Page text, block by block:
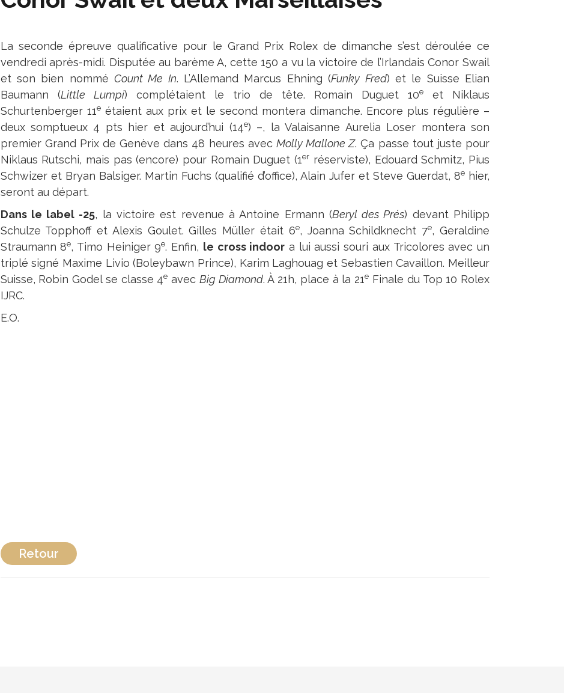
La seconde épreuve qualificative pour le Grand Prix Rolex de dimanche s’est déroulée ce
vendredi après-midi. Disputée au barème A, cette 150 a vu la victoire de l’Irlandais Conor Swail
et son bien nommé Count Me In. L’Allemand Marcus Ehning (Funky Fred) et le Suisse Elian
Baumann (Little Lumpi) complétaient le trio de tête. Romain Duguet 10eet Niklaus
Schurtenberger 11eétaient aux prix et le second montera dimanche. Encore plus régulière –
deux somptueux 4 pts hier et aujourd’hui (14e) –, la Valaisanne Aurelia Loser montera son
premier Grand Prix de Genève dans 48 heures avec Molly Mallone Z. Ça passe tout juste pour
Niklaus Rutschi, mais pas (encore) pour Romain Duguet (1er réserviste), Edouard Schmitz, Pius
Schwizer et Bryan Balsiger. Martin Fuchs (qualifié d’office), Alain Jufer et Steve Guerdat, 8ehier,
seront au départ.
Dans le label -25, la victoire est revenue à Antoine Ermann (Beryl des Prés) devant Philipp
Schulze Topphoff et Alexis Goulet. Gilles Müller était 6e, Joanna Schildknecht 7e, Geraldine
Straumann 8e, Timo Heiniger 9e. Enfin, le cross indoor a lui aussi souri aux Tricolores avec un
triplé signé Maxime Livio (Boleybawn Prince), Karim Laghouag et Sebastien Cavaillon. Meilleur
Suisse, Robin Godel se classe 4e avec Big Diamond. À 21h, place à la 21e Finale du Top 10 Rolex
IJRC.
E.O.
Retour